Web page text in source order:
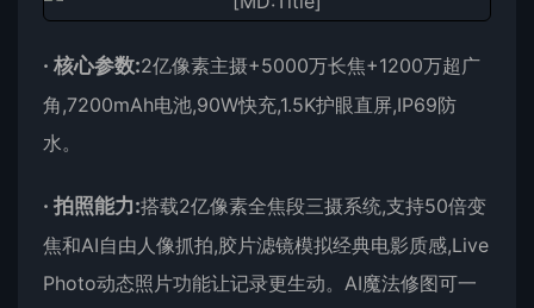
· 核心参数:2亿像素主摄+5000万长焦+1200万超广
角,7200mAh电池,90W快充,1.5K护眼直屏,IP69防
水。
· 拍照能力:搭载2亿像素全焦段三摄系统,支持50倍变
焦和AI自由人像抓拍,胶片滤镜模拟经典电影质感,Live
Photo动态照片功能让记录更生动。AI魔法修图可一